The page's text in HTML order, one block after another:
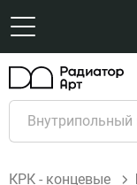
КРК - концевые